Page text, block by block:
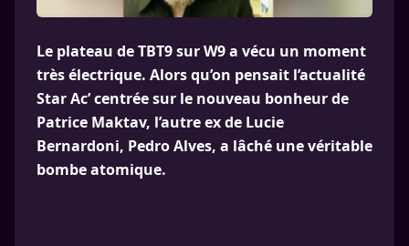
Le plateau de TBT9 sur W9 a vécu un moment
très électrique. Alors qu’on pensait l’actualité
Star Ac’ centrée sur le nouveau bonheur de
Patrice Maktav, l’autre ex de Lucie
Bernardoni, Pedro Alves, a lâché une véritable
bombe atomique.